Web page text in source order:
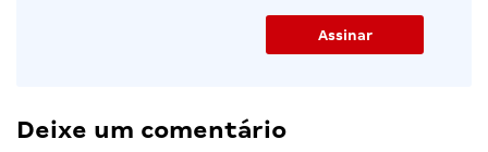
Deixe um comentário